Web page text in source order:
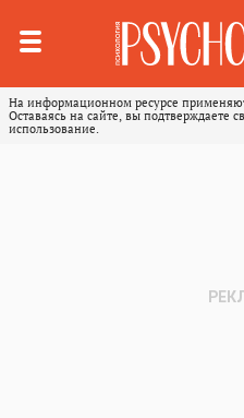
На информационном ресурсе
Оставаясь на сайте, вы подтверждаете
использование.